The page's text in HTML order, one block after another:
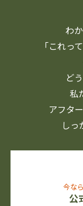
わ
「これっ
ど
私
アフタ
しっ
今な
公